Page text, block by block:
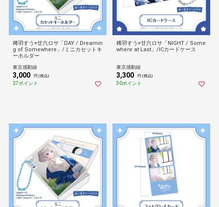
稀羽すう×廿六ロサ「DAY / Dreamin
g of Somewhere」/ミニカセットキ
ーホルダー
東京感動線
3,000 円 (税込)
27ポイント
稀羽すう×廿六ロサ「NIGHT / Some
where at Last」/ICカードケース
東京感動線
3,300 円 (税込)
30ポイント